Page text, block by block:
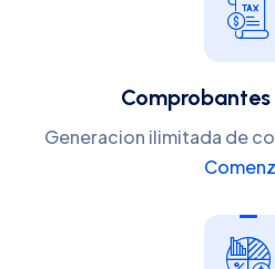
Generacion ilimitada de